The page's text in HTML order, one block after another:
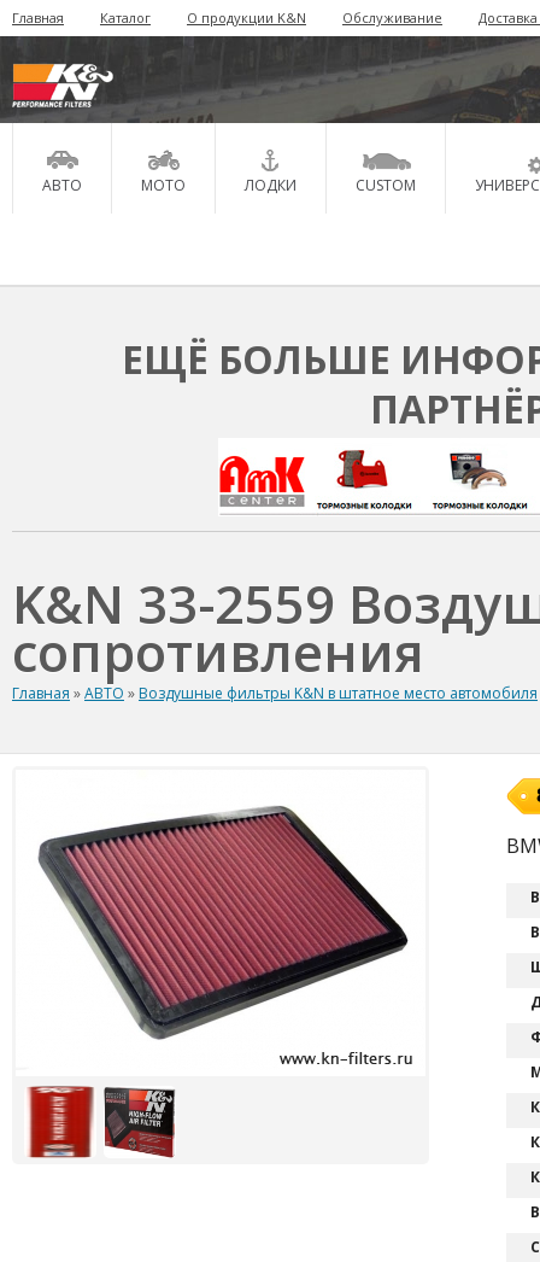
Главная Каталог О продукции K&N Обслуживание
АВТО МОТО ЛОДКИ CUSTOM
ЕЩЁ БОЛЬШЕ
K&N 33-2559
сопротивления
Главная »АВТО » Воздушные фильтры K&N в штатное место автомобиля